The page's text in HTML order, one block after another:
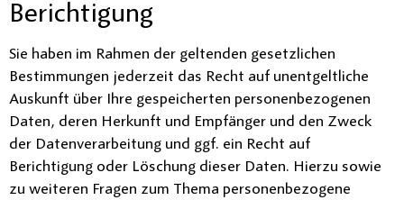
Berichtigung
Sie haben im Rahmen der geltenden gesetzlichen
Bestimmungen jederzeit das Recht auf unentgeltliche
Auskunft über Ihre gespeicherten personenbezogenen
Daten, deren Herkunft und Empfänger und den Zweck
der Datenverarbeitung und ggf. ein Recht auf
Berichtigung oder Löschung dieser Daten. Hierzu sowie
zu weiteren Fragen zum Thema personenbezogene